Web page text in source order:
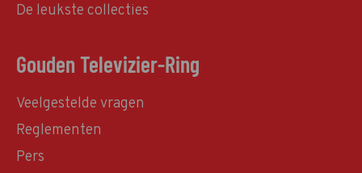
De leukste collecties
Gouden Televizier-Ring
Veelgestelde vragen
Reglementen
Pers